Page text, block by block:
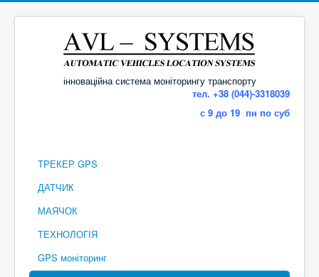
інноваційна система моніторингу транспорту
тел. +38 (044)-3318039
с 9 до 19 пн по суб
ТРЕКЕР GPS
ДАТЧИК
МАЯЧОК
ТЕХНОЛОГІЯ
GPS моніторинг